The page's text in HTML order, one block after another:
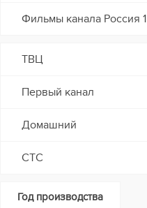
Фильмы канала Россия 1
ТВЦ
Первый канал
Домашний
СТС
Год производства